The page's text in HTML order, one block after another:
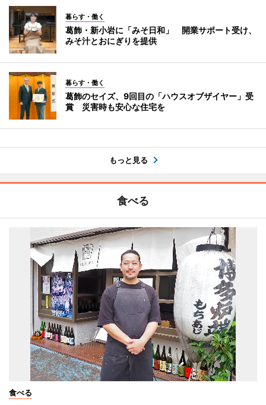
暮らす・働く
葛飾・新小岩に「みそ日和」 開業サポート受け、
みそ汁とおにぎりを提供
暮らす・働く
葛飾のセイズ、9回目の「ハウスオブザイヤー」受
賞 災害時も安心な住宅を
もっと見る
食べる
食べる